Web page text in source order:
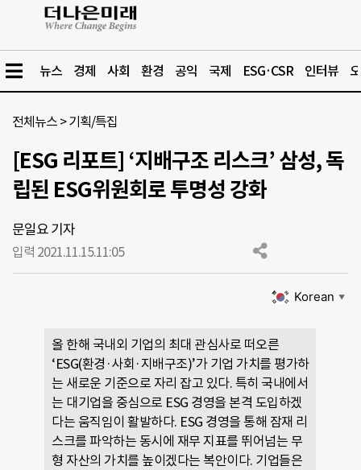
뉴스 경제 사회 환경 공익 국제 ESG·CSR 인터뷰
전체뉴스 >기획/특집
[ESG 리포트] ‘지배구조 리스크’ 삼성, 독
립된 ESG위원회로 투명성 강화
문일요 기자
입력 2021.11.15.11:05
Korean ▼
올 한해 국내외 기업의 최대 관심사로 떠오른
‘ESG(환경·사회·지배구조)’가 기업 가치를 평가하
는 새로운 기준으로 자리 잡고 있다. 특히 국내에서
는 대기업을 중심으로 ESG 경영을 본격 도입하겠
다는 움직임이 활발하다. ESG 경영을 통해 잠재 리
스크를 파악하는 동시에 재무 지표를 뛰어넘는 무
형 자산의 가치를 높이겠다는 복안이다. 기업들은